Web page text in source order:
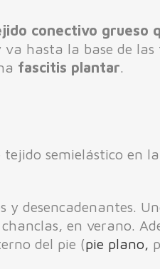
conectivo grueso
hasta la base de las
fascitis plantar.
semielástico en
desencadenantes.
en verano.
del pie (pie plano,